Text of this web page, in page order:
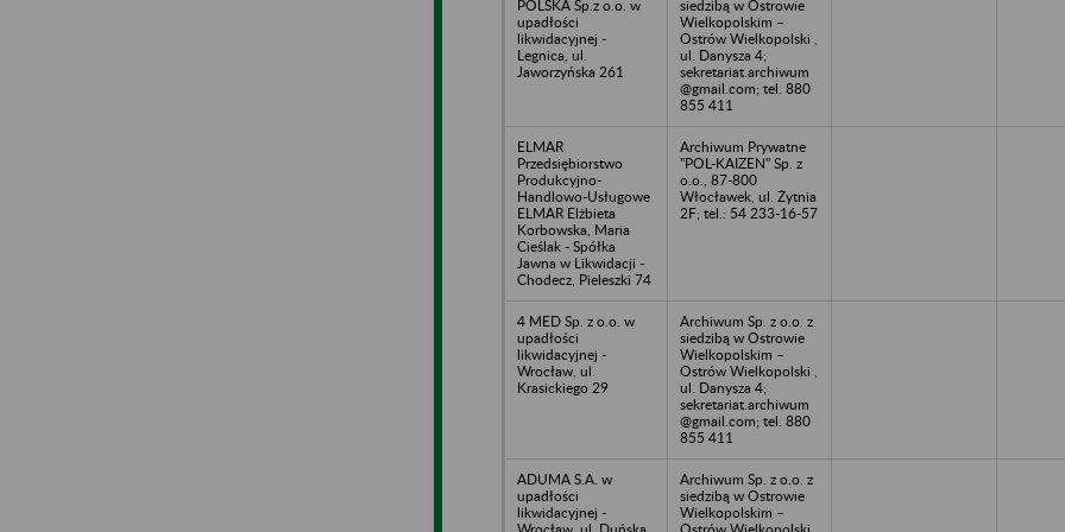
POLSKA Sp.z o.o. w
upadłości
likwidacyjnej -
Legnica, ul.
Jaworzyńska 261
siedzibą w Ostrowie
Wielkopolskim –
Ostrów Wielkopolski ,
ul. Danysza 4;
sekretariat.archiwum
@gmail.com; tel. 880
855 411
ELMAR
Przedsiębiorstwo
Produkcyjno-
Handlowo-Usługowe
ELMAR Elżbieta
Korbowska, Maria
Cieślak - Spółka
Jawna w Likwidacji -
Chodecz, Pieleszki 74
Archiwum Prywatne
"POL-KAIZEN" Sp. z
o.o., 87-800
Włocławek, ul. Żytnia
2F; tel.: 54 233-16-57
4 MED Sp. z o.o. w
upadłości
likwidacyjnej -
Wrocław, ul.
Krasickiego 29
Archiwum Sp. z o.o. z
siedzibą w Ostrowie
Wielkopolskim –
Ostrów Wielkopolski ,
ul. Danysza 4;
sekretariat.archiwum
@gmail.com; tel. 880
855 411
ADUMA S.A. w
upadłości
likwidacyjnej -
Archiwum Sp. z o.o. z
siedzibą w Ostrowie
Wielkopolskim –